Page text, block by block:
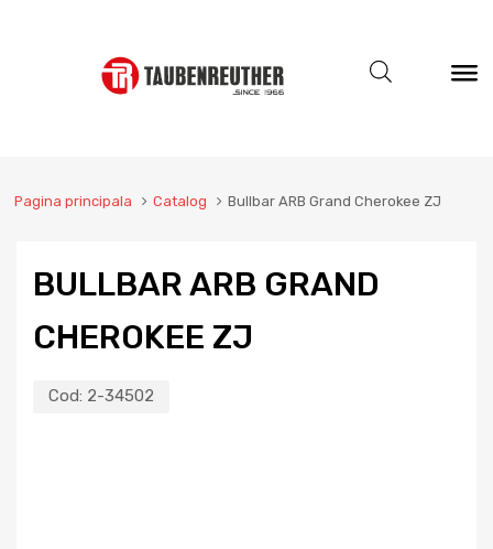
Pagina principala Catalog Bullbar ARB Grand Cherokee ZJ
BULLBAR ARB GRAND
CHEROKEE ZJ
Cod: 2-34502